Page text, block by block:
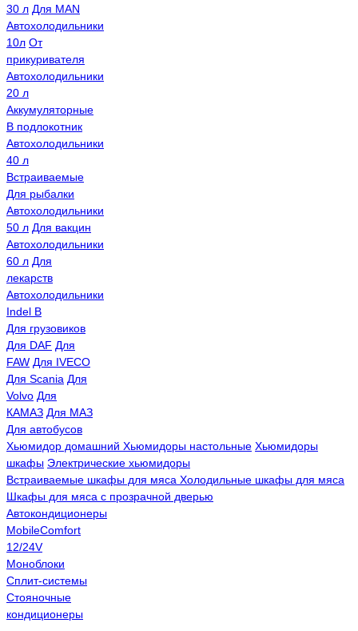
30 л Для MAN
Автохолодильники
10л От
прикуривателя
Автохолодильники
20 л
Аккумуляторные
В подлокотник
Автохолодильники
40 л
Встраиваемые
Для рыбалки
Автохолодильники
50 л Для вакцин
Автохолодильники
60 л Для
лекарств
Автохолодильники
Indel B
Для грузовиков
Для DAF Для
FAW Для IVECO
Для Scania Для
Volvo Для
КАМАЗ Для МАЗ
Для автобусов
Хьюмидор домашний Хьюмидоры настольные Хьюмидоры
шкафы Электрические хьюмидоры
Встраиваемые шкафы для мяса Холодильные шкафы для мяса
Шкафы для мяса с прозрачной дверью
Автокондиционеры
MobileComfort
12/24V
Моноблоки
Сплит-системы
Стояночные
кондиционеры